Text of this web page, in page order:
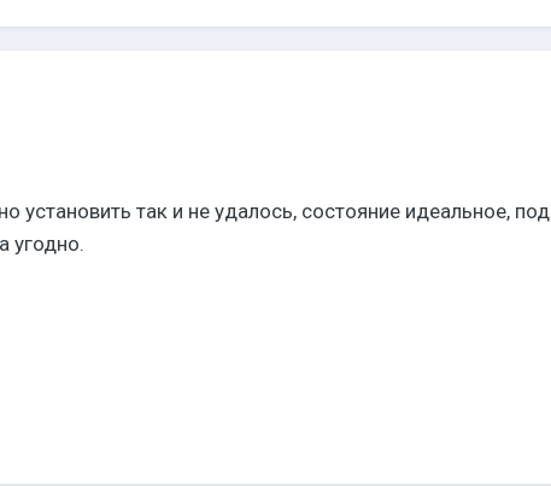
установить так и не удалось, состояние идеальное,
угодно.